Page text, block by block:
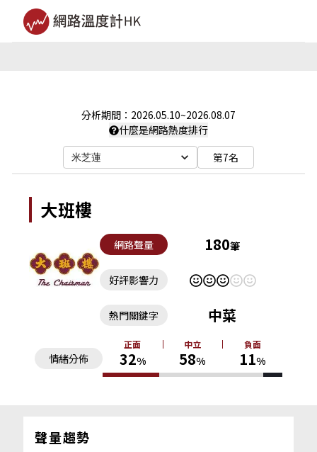
分析期間： 2026.05.10~2026.08.07
什麼是網路熱度排行
米芝蓮 第7名
大班樓
網路聲量 180筆
好評影響力
情緒分佈
正面
32%
中立
58%
負面
11%
熱門關鍵字 中菜
聲量趨勢